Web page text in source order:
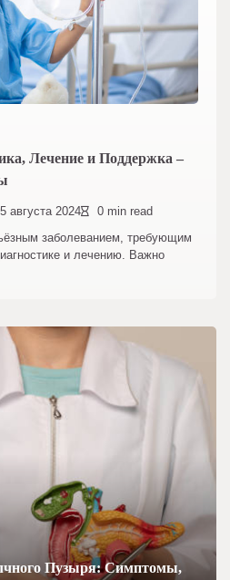
Лечение и Поддержка –
5 августа 2024 0 min read
заболеванием, требующим
и лечению. Важно
Пузыря: Симптомы,